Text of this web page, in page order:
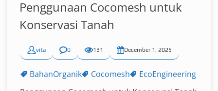
Penggunaan Cocomesh untuk
Konservasi Tanah
vita 0 131 December 1, 2025
BahanOrganik Cocomesh
EcoEngineering